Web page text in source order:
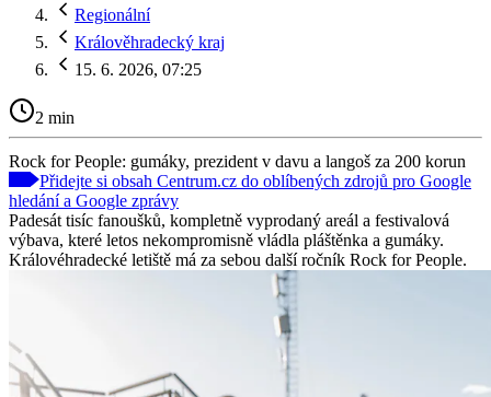
Regionální
Králověhradecký kraj
15. 6. 2026, 07:25
2 min
Rock for People: gumáky, prezident v davu a langoš za 200 korun
Přidejte si obsah Centrum.cz do oblíbených zdrojů pro Google
hledání a Google zprávy
Padesát tisíc fanoušků, kompletně vyprodaný areál a festivalová
výbava, které letos nekompromisně vládla pláštěnka a gumáky.
Královéhradecké letiště má za sebou další ročník Rock for People.